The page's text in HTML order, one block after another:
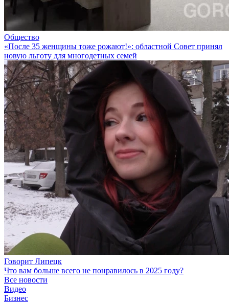
Общество
«После 35 женщины тоже рожают!»: областной Совет принял
новую льготу для многодетных семей
Говорит Липецк
Что вам больше всего не понравилось в 2025 году?
Все новости
Видео
Бизнес